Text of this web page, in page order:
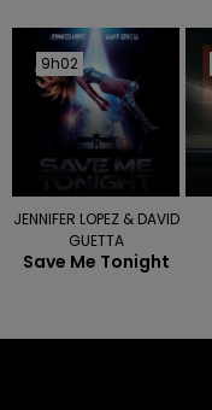
9h02
9h02
JENNIFER LOPEZ & DAVID
GUETTA
Save Me Tonight